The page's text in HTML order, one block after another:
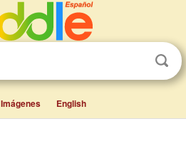
Imágenes English